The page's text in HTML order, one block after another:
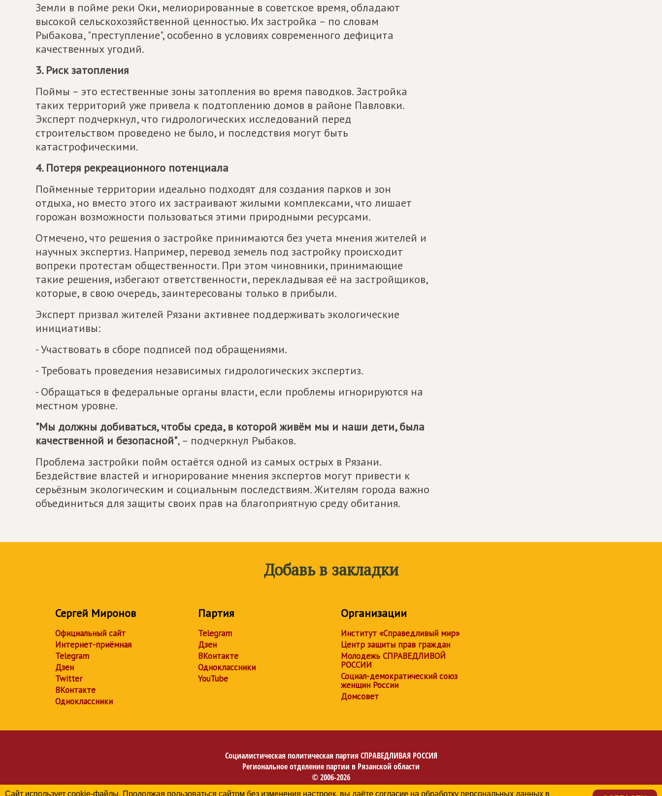
Земли в пойме реки Оки, мелиорированные в советское время, обладают
высокой сельскохозяйственной ценностью. Их застройка – по словам
Рыбакова, "преступление", особенно в условиях современного дефицита
качественных угодий.
3. Риск затопления
Поймы – это естественные зоны затопления во время паводков. Застройка
таких территорий уже привела к подтоплению домов в районе Павловки.
Эксперт подчеркнул, что гидрологических исследований перед
строительством проведено не было, и последствия могут быть
катастрофическими.
4. Потеря рекреационного потенциала
Пойменные территории идеально подходят для создания парков и зон
отдыха, но вместо этого их застраивают жилыми комплексами, что лишает
горожан возможности пользоваться этими природными ресурсами.
Отмечено, что решения о застройке принимаются без учета мнения жителей и
научных экспертиз. Например, перевод земель под застройку происходит
вопреки протестам общественности. При этом чиновники, принимающие
такие решения, избегают ответственности, перекладывая её на застройщиков,
которые, в свою очередь, заинтересованы только в прибыли.
Эксперт призвал жителей Рязани активнее поддерживать экологические
инициативы:
- Участвовать в сборе подписей под обращениями.
- Требовать проведения независимых гидрологических экспертиз.
- Обращаться в федеральные органы власти, если проблемы игнорируются на
местном уровне.
"Мы должны добиваться, чтобы среда, в которой живём мы и наши дети, была
качественной и безопасной", – подчеркнул Рыбаков.
Проблема застройки пойм остаётся одной из самых острых в Рязани.
Бездействие властей и игнорирование мнения экспертов могут привести к
серьёзным экологическим и социальным последствиям. Жителям города важно
объединиться для защиты своих прав на благоприятную среду обитания.
Добавь в закладки
Сергей Миронов
Официальный сайт
Интернет-приёмная
Telegram
Дзен
Twitter
ВКонтакте
Одноклассники
Партия
Telegram
Дзен
ВКонтакте
Одноклассники
YouTube
Организации
Институт «Справедливый мир»
Центр защиты прав граждан
Молодежь СПРАВЕДЛИВОЙ
РОССИИ
Социал-демократический союз
женщин России
Домсовет
Социалистическая политическая партия СПРАВЕДЛИВАЯ РОССИЯ
Региональное отделение партии в Рязанской области
© 2006-2026
Политика в отношении обработки персональных данных
Сайт использует cookie-файлы. Продолжая пользоваться сайтом без изменения настроек, вы даёте согласие на обработку персональных данных в